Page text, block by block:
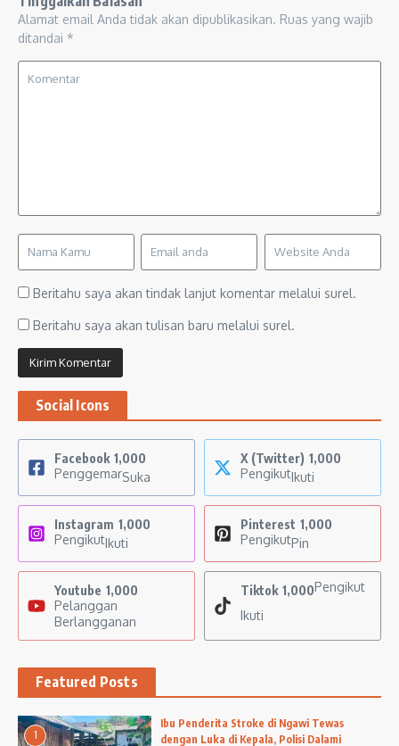
Alamat email Anda tidak akan dipublikasikan. Ruas yang wajib
ditandai *
Beritahu saya akan tindak lanjut komentar melalui surel.
Beritahu saya akan tulisan baru melalui surel.
Social Icons
Facebook 1,000
PenggemarSuka
X (Twitter) 1,000
PengikutIkuti
Instagram 1,000
PengikutIkuti
Pinterest 1,000
PengikutPin
Youtube 1,000
Pelanggan
Berlangganan
Tiktok 1,000Pengikut
Ikuti
Featured Posts
1
Ibu Penderita Stroke di Ngawi Tewas
dengan Luka di Kepala, Polisi Dalami